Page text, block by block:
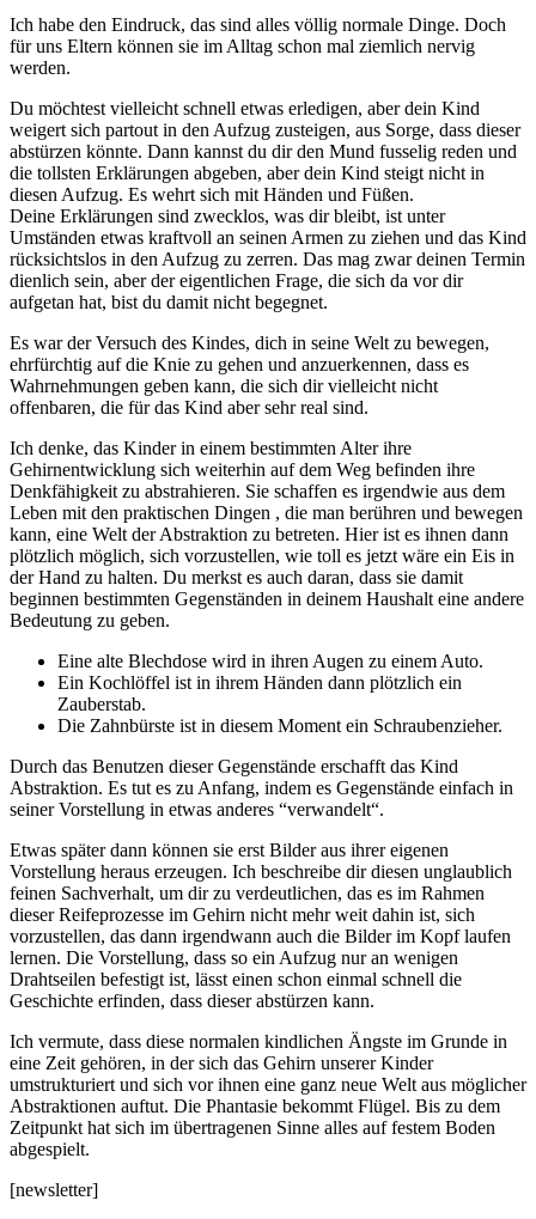
Ich habe den Eindruck, das sind alles völlig normale Dinge. Doch
für uns Eltern können sie im Alltag schon mal ziemlich nervig
werden.
Du möchtest vielleicht schnell etwas erledigen, aber dein Kind
weigert sich partout in den Aufzug zusteigen, aus Sorge, dass dieser
abstürzen könnte. Dann kannst du dir den Mund fusselig reden und
die tollsten Erklärungen abgeben, aber dein Kind steigt nicht in
diesen Aufzug. Es wehrt sich mit Händen und Füßen.
Deine Erklärungen sind zwecklos, was dir bleibt, ist unter
Umständen etwas kraftvoll an seinen Armen zu ziehen und das Kind
rücksichtslos in den Aufzug zu zerren. Das mag zwar deinen Termin
dienlich sein, aber der eigentlichen Frage, die sich da vor dir
aufgetan hat, bist du damit nicht begegnet.
Es war der Versuch des Kindes, dich in seine Welt zu bewegen,
ehrfürchtig auf die Knie zu gehen und anzuerkennen, dass es
Wahrnehmungen geben kann, die sich dir vielleicht nicht
offenbaren, die für das Kind aber sehr real sind.
Ich denke, das Kinder in einem bestimmten Alter ihre
Gehirnentwicklung sich weiterhin auf dem Weg befinden ihre
Denkfähigkeit zu abstrahieren. Sie schaffen es irgendwie aus dem
Leben mit den praktischen Dingen , die man berühren und bewegen
kann, eine Welt der Abstraktion zu betreten. Hier ist es ihnen dann
plötzlich möglich, sich vorzustellen, wie toll es jetzt wäre ein Eis in
der Hand zu halten. Du merkst es auch daran, dass sie damit
beginnen bestimmten Gegenständen in deinem Haushalt eine andere
Bedeutung zu geben.
Eine alte Blechdose wird in ihren Augen zu einem Auto.
Ein Kochlöffel ist in ihrem Händen dann plötzlich ein
Zauberstab.
Die Zahnbürste ist in diesem Moment ein Schraubenzieher.
Durch das Benutzen dieser Gegenstände erschafft das Kind
Abstraktion. Es tut es zu Anfang, indem es Gegenstände einfach in
seiner Vorstellung in etwas anderes “verwandelt“.
Etwas später dann können sie erst Bilder aus ihrer eigenen
Vorstellung heraus erzeugen. Ich beschreibe dir diesen unglaublich
feinen Sachverhalt, um dir zu verdeutlichen, das es im Rahmen
dieser Reifeprozesse im Gehirn nicht mehr weit dahin ist, sich
vorzustellen, das dann irgendwann auch die Bilder im Kopf laufen
lernen. Die Vorstellung, dass so ein Aufzug nur an wenigen
Drahtseilen befestigt ist, lässt einen schon einmal schnell die
Geschichte erfinden, dass dieser abstürzen kann.
Ich vermute, dass diese normalen kindlichen Ängste im Grunde in
eine Zeit gehören, in der sich das Gehirn unserer Kinder
umstrukturiert und sich vor ihnen eine ganz neue Welt aus möglicher
Abstraktionen auftut. Die Phantasie bekommt Flügel. Bis zu dem
Zeitpunkt hat sich im übertragenen Sinne alles auf festem Boden
abgespielt.
[newsletter]